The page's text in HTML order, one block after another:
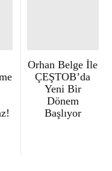
Orhan Belge İle
ÇEŞTOB’da
Yeni Bir
Dönem
Başlıyor